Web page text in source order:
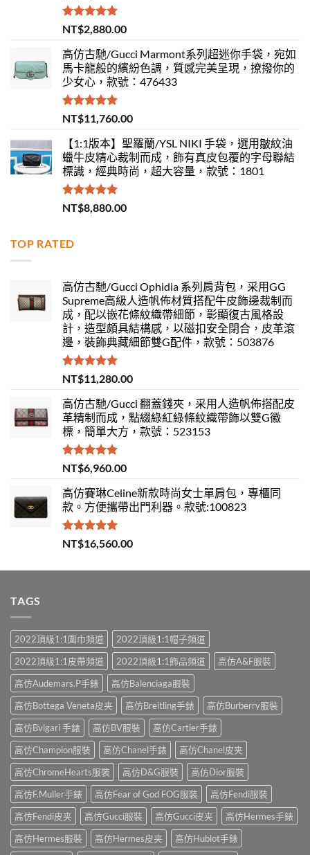
評分 5.00
滿分 5
NT$2,880.00
高仿古馳/Gucci Marmont系列超迷你手袋，宛如
馬卡龍般的繽紛色調，質感完美呈現，撩撥你的
少女心，款號：476433
評分5.00
滿分 5
NT$11,760.00
【1:1版本】聖羅蘭/YSL NIKI 手袋，選用皺紋油
蠟牛皮精心裁制而成，飾有真皮包覆的字母聯結
標識，經典時尚，超大容量，款號：1801
評分 5.00
滿分 5
NT$8,880.00
TOP RATED
高仿古馳/Gucci Ophidia 系列肩背包，采用GG
Supreme高級人造帆佈材質搭配牛皮飾邊裁制而
成，配以嵌花條紋織帶細節，彰顯復古風格設
計，造型頗具結構感，以磁扣安全閉合，皮革滾
邊，裝飾典藏細節雙G配件，款號：503876
評分5.00
滿分 5
NT$11,280.00
高仿古馳/Gucci 翻蓋錢夾，采用人造帆佈搭配皮
革精制而成，點綴綠紅綠條紋織帶飾以雙G徽
標，簡單大方，款號：523153
評分 5.00
滿分 5
NT$6,960.00
高仿賽琳Celine新款時尚女士單肩包，專櫃同
款。方便攜帶出門利器。款號:100823
評分5.00
滿分 5
NT$16,560.00
TAGS
2022頂級1:1圍巾頻道
2022頂級1:1帽子頻道
2022頂級1:1皮帶頻道
2022頂級1:1飾品頻道
高仿A&F服裝
高仿Audemars.P手錶
高仿Balenciaga服裝
高仿Bottega Veneta皮夹
高仿Breitling手錶
高仿Burberry服裝
高仿Bvlgari 手錶
高仿BV服裝
高仿Cartier手錶
高仿Champion服裝
高仿Chanel手錶
高仿Chanel皮夹
高仿ChromeHearts服裝
高仿D&G服裝
高仿Dior服裝
高仿F.Muller手錶
高仿Fear of God FOG服裝
高仿Fendi服裝
高仿Fendi皮夹
高仿Gucci服裝 高仿Gucci皮夹
高仿Hermes手錶
高仿Hermes服裝
高仿Hermes皮夹 高仿Hublot手錶